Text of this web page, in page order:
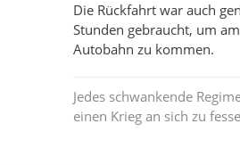
Die Rückfahrt war auch
Stunden gebraucht, um
Autobahn zu kommen.
Jedes schwankende
einen Krieg an sich zu